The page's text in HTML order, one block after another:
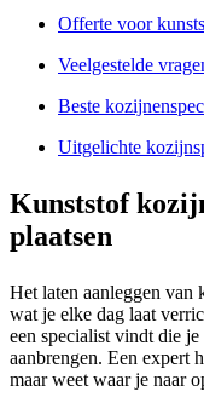
Offerte voor
Veelgestelde
Beste
Uitgelichte
Kunststof
plaatsen
Het laten aanleggen van
wat je elke dag laat
een specialist vindt die
aanbrengen. Een expert
maar weet waar je naar